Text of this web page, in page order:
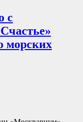
с
морских